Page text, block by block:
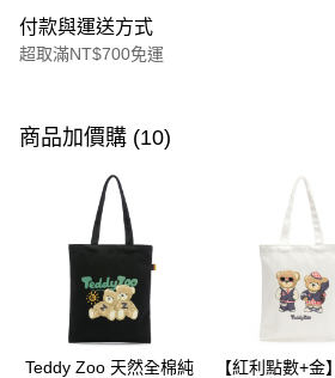
付款與運送方式
超取滿NT$700免運
信用卡一次付款
超商取貨付款
Apple Pay
街口支付
商品加價購 (10)
Teddy Zoo 天然全棉純
【紅利點數+金】